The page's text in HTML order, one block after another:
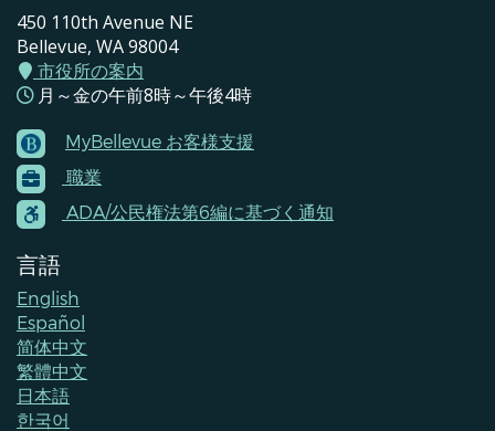
450 110th Avenue NE
Bellevue, WA 98004
市役所の案内
月～金の午前8時～午後4時
Footer
Menu
Contacts
MyBellevue お客様支援
職業
ADA/公民権法第6編に基づく通知
言語
English
Español
简体中文
繁體中文
日本語
한국어